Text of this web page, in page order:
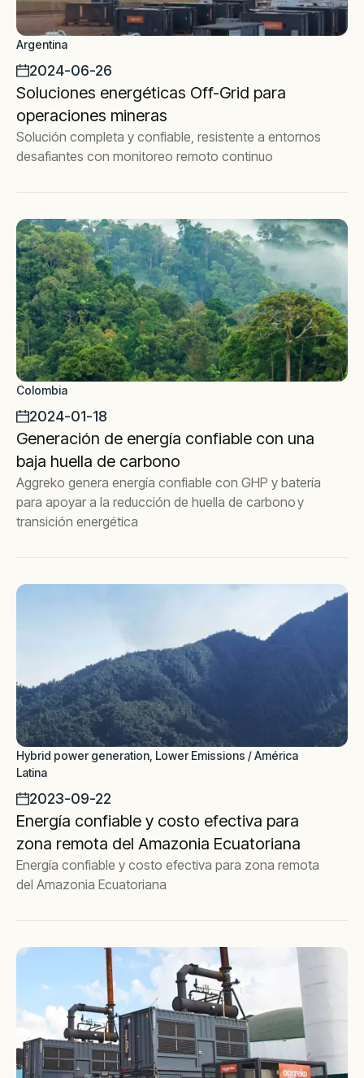
Argentina
2024-06-26
Soluciones energéticas Off-Grid para
operaciones mineras
Solución completa y confiable, resistente a entornos
desafiantes con monitoreo remoto continuo
Colombia
2024-01-18
Generación de energía confiable con una
baja huella de carbono
Aggreko genera energía confiable con GHP y batería
para apoyar a la reducción de huella de carbono y
transición energética
Hybrid power generation, Lower Emissions / América
Latina
2023-09-22
Energía confiable y costo efectiva para
zona remota del Amazonia Ecuatoriana
Energía confiable y costo efectiva para zona remota
del Amazonia Ecuatoriana